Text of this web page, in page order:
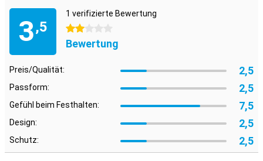
3,5
1 verifizierte Bewertung
2 Sterne
Bewertung
Preis/Qualität: 2,5
Passform: 2,5
Gefühl beim Festhalten: 7,5
Design: 2,5
Schutz: 2,5